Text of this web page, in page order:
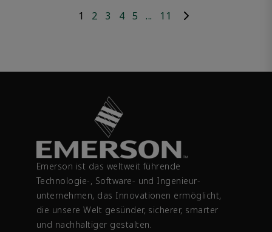
1 2 3 4 5 ... 11
Emerson ist das weltweit führende
Technologie-, Software- und Ingenieur­
unternehmen, das Innovationen ermöglicht,
die unsere Welt gesünder, sicherer, smarter
und nachhaltiger gestalten.